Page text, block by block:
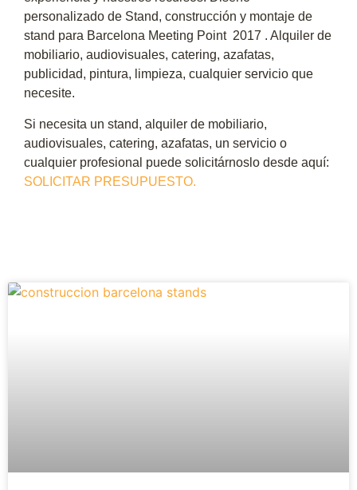
personalizado de Stand, construcción y montaje de
stand para Barcelona Meeting Point 2017 . Alquiler de
mobiliario, audiovisuales, catering, azafatas,
publicidad, pintura, limpieza, cualquier servicio que
necesite.
Si necesita un stand, alquiler de mobiliario,
audiovisuales, catering, azafatas, un servicio o
cualquier profesional puede solicitárnoslo desde aquí:
SOLICITAR PRESUPUESTO.